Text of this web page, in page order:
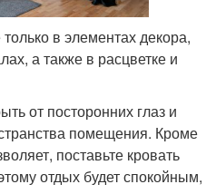
в элементах декора,
а также в расцветке и
от посторонних глаз и
помещения. Кроме
поставьте кровать
отдых будет спокойным,